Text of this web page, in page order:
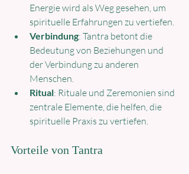
Energie wird als Weg gesehen, um
spirituelle Erfahrungen zu vertiefen.
Verbindung: Tantra betont die
Bedeutung von Beziehungen und
der Verbindung zu anderen
Menschen.
Ritual: Rituale und Zeremonien sind
zentrale Elemente, die helfen, die
spirituelle Praxis zu vertiefen.
Vorteile von Tantra